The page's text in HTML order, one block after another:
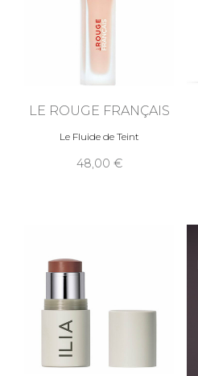
LE ROUGE FRANÇAIS
Le Fluide de Teint
48,00